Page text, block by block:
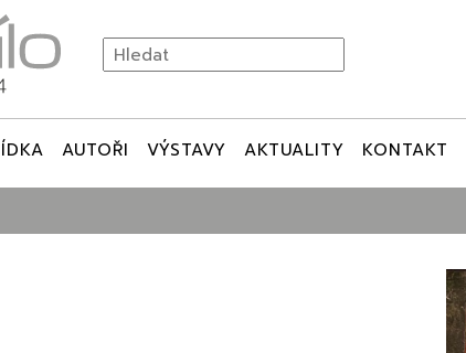
AUTOŘI VÝSTAVY AKTUALITY KONTAKT